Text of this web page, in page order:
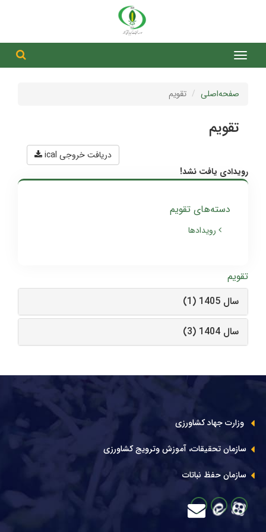
صفحه‌اصلی تقویم
تقویم
دریافت خروجی ical
رویدادی یافت نشد!
دسته‌های تقویم
رویدادها
تقویم
سال 1405 (1)
سال 1404 (3)
وزارت جهاد کشاورزی
سازمان تحقیقات، آموزش وترویج کشاورزی
سازمان حفظ نباتات